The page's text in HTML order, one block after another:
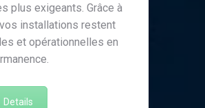
plus exigeants. Grâce à
installations restent
et opérationnelles en
Details